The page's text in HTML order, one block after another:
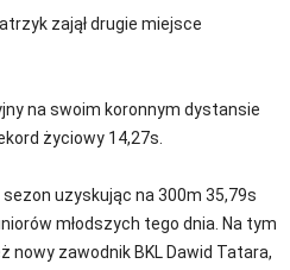
zajął drugie miejsce
na swoim koronnym dystansie
życiowy 14,27s.
uzyskując na 300m 35,79s
młodszych tego dnia. Na tym
nowy zawodnik BKL Dawid Tatara,